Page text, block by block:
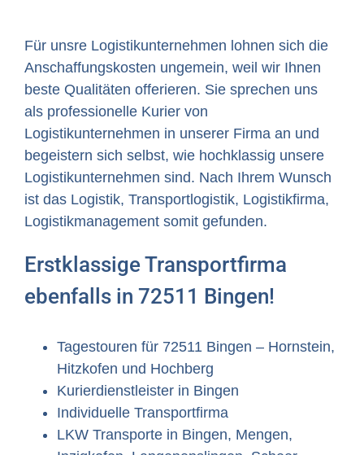
Für unsre Logistikunternehmen lohnen sich die
Anschaffungskosten ungemein, weil wir Ihnen
beste Qualitäten offerieren. Sie sprechen uns
als professionelle Kurier von
Logistikunternehmen in unserer Firma an und
begeistern sich selbst, wie hochklassig unsere
Logistikunternehmen sind. Nach Ihrem Wunsch
ist das Logistik, Transportlogistik, Logistikfirma,
Logistikmanagement somit gefunden.
Erstklassige Transportfirma
ebenfalls in 72511 Bingen!
Tagestouren für 72511 Bingen – Hornstein,
Hitzkofen und Hochberg
Kurierdienstleister in Bingen
Individuelle Transportfirma
LKW Transporte in Bingen, Mengen,